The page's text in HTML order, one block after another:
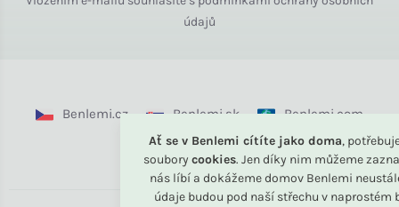
Ať se v Benlemi cítíte jako doma,
soubory cookies. Jen díky nim můžeme
nás líbí a dokážeme domov Benlemi
údaje budou pod naší střechu v naprostém
údajů
Benlemi.cz Benlemi.sk Benlemi.com
Benlemi.ro